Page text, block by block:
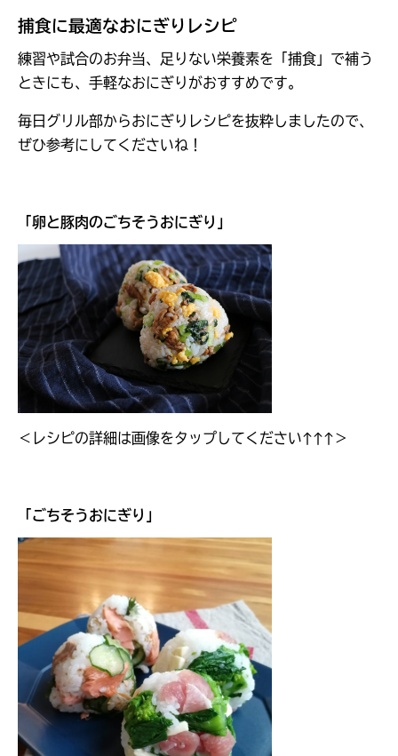
捕食に最適なおにぎりレシピ
練習や試合のお弁当、足りない栄養素を「捕食」で補う
ときにも、手軽なおにぎりがおすすめです。
毎日グリル部からおにぎりレシピを抜粋しましたので、
ぜひ参考にしてくださいね！
「 卵と豚肉のごちそうおにぎり 」
＜レシピの詳細は画像をタップしてください↑↑↑＞
「 ごちそうおにぎり 」